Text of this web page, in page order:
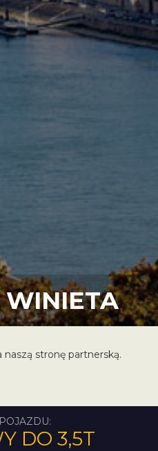
WINIETA
stronę partnerską.
DO 3,5T